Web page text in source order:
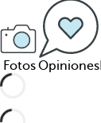
FotosOpiniones